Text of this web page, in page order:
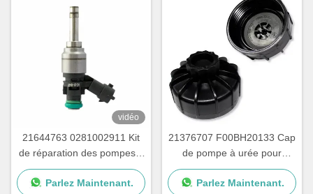
vidéo
21644763 0281002911 Kit
de réparation des pompes à
urée pour camions
Parlez Maintenant.
21376707 F00BH20133 Cap
de pompe à urée pour
pièces de pompes à adblue
Parlez Maintenant.